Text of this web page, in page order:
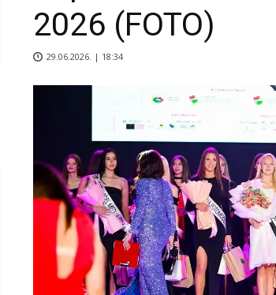
2026 (FOTO)
29.06.2026. | 18:34